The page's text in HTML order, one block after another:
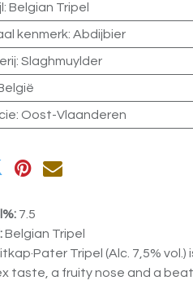
: Belgian Tripel
kenmerk: Abdijbier
: Slaghmuylder
: Oost-Vlaanderen
7.5
Belgian Tripel
Tripel (Alc. 7,5%
taste, a fruity nose and a